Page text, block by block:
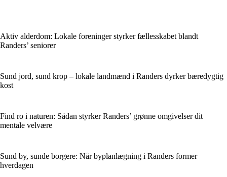
Aktiv alderdom: Lokale foreninger styrker fællesskabet blandt
Randers’ seniorer
Sund jord, sund krop – lokale landmænd i Randers dyrker bæredygtig
kost
Find ro i naturen: Sådan styrker Randers’ grønne omgivelser dit
mentale velvære
Sund by, sunde borgere: Når byplanlægning i Randers former
hverdagen